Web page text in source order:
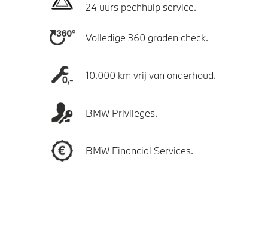
24 uurs pechhulp service.
Volledige 360 graden check.
10.000 km vrij van onderhoud.
BMW Privileges.
BMW Financial Services.